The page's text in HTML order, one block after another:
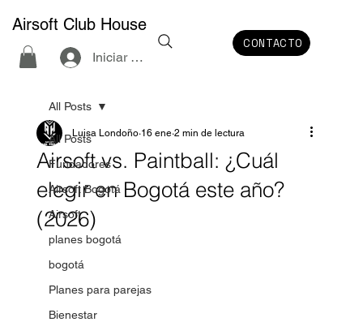
Airsoft Club House
CONTACTO
Iniciar sesión
All Posts
Fundadores
Airsoft Bogotá
Airsoft
planes bogotá
bogotá
Planes para parejas
Bienestar
All Posts
Airsoft vs. Paintball: ¿Cuál
elegir en Bogotá este año?
(2026)
Luisa Londoño 16 ene 2 min de lectura